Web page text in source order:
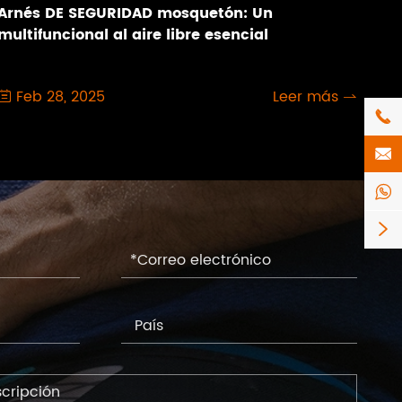
DE SEGURIDAD mosquetón: Un
al aire libre esencial
Feb 28, 2025 Leer más 



